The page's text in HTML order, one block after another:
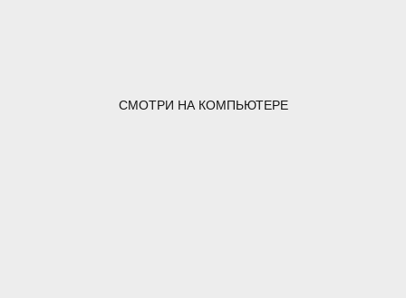
СМОТРИ НА КОМПЬЮТЕРЕ